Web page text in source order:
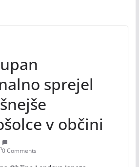
sprejel
v občini
0 Comments